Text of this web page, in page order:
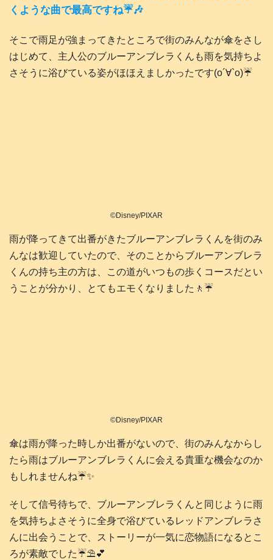
くような曲で最高ですね☔🎶
そこで雨足が強まってきたところで街のみんなが傘をさし
はじめて、主人公のブルーアンブレラくんも雨を気持ちよ
さそうに浴びている姿がほほえましかったです(о´∀`о)☔️
©Disney/PIXAR
雨が降ってきて出番がきたブルーアンブレラくんを街のみ
んなは歓迎していたので、そのことからブルーアンブレラ
くんの持ち主の方は、この道がいつもの歩くコースだとい
うことが分かり、とてもエモくなりました🚶☔
©Disney/PIXAR
傘は雨が降った時しか出番がないので、街のみんなからし
たら雨はブルーアンブレラくんに会える貴重な機会なのか
もしれませんね☔✨️
そして信号待ちで、ブルーアンブレラくんと同じように雨
を気持ちよさそうに全身で浴びているレッドアンブレラさ
んに出会うことで、ストーリーが一気に恋物語になるとこ
ろが素敵でした☔️⛱️💕